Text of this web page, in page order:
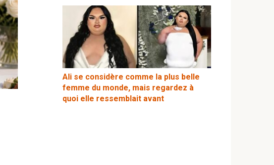
Ali se considère comme la plus belle
femme du monde, mais regardez à
quoi elle ressemblait avant